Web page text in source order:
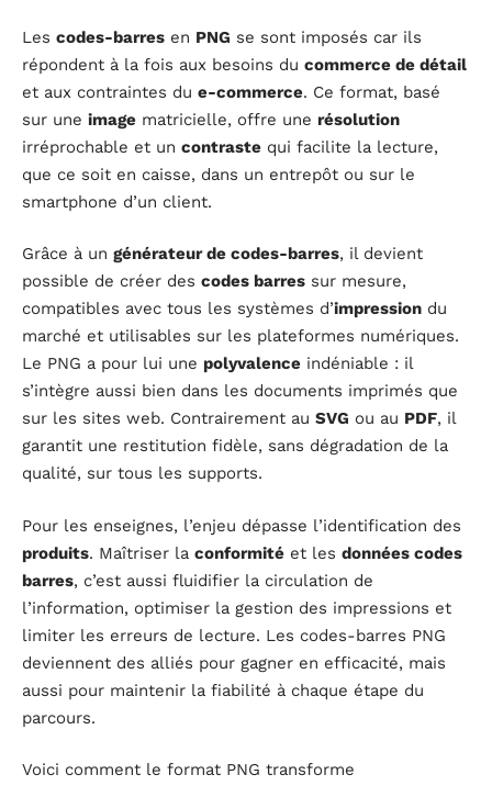
Les codes-barres en PNG se sont imposés car ils
répondent à la fois aux besoins du commerce de détail
et aux contraintes du e-commerce. Ce format, basé
sur une image matricielle, offre une résolution
irréprochable et un contraste qui facilite la lecture,
que ce soit en caisse, dans un entrepôt ou sur le
smartphone d’un client.
Grâce à un générateur de codes-barres, il devient
possible de créer des codes barres sur mesure,
compatibles avec tous les systèmes d’impression du
marché et utilisables sur les plateformes numériques.
Le PNG a pour lui une polyvalence indéniable : il
s’intègre aussi bien dans les documents imprimés que
sur les sites web. Contrairement au SVG ou au PDF, il
garantit une restitution fidèle, sans dégradation de la
qualité, sur tous les supports.
Pour les enseignes, l’enjeu dépasse l’identification des
produits. Maîtriser la conformité et les données codes
barres, c’est aussi fluidifier la circulation de
l’information, optimiser la gestion des impressions et
limiter les erreurs de lecture. Les codes-barres PNG
deviennent des alliés pour gagner en efficacité, mais
aussi pour maintenir la fiabilité à chaque étape du
parcours.
Voici comment le format PNG transforme